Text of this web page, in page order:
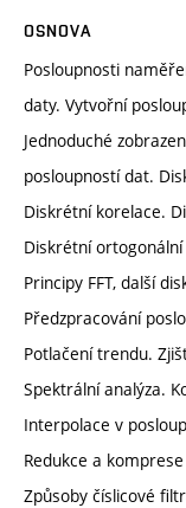
OSNOVA
Posloupnosti
daty. Vytvořní
Jednoduché
posloupností dat.
Diskrétní korelace.
Diskrétní
Principy FFT, další
Předzpracování
Potlačení trendu.
Spektrální analýza.
Interpolace v
Redukce a
Způsoby číslicové